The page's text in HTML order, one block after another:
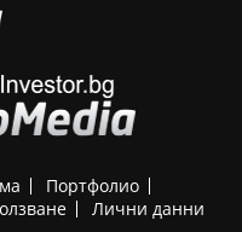
Портфолио
Лични данни